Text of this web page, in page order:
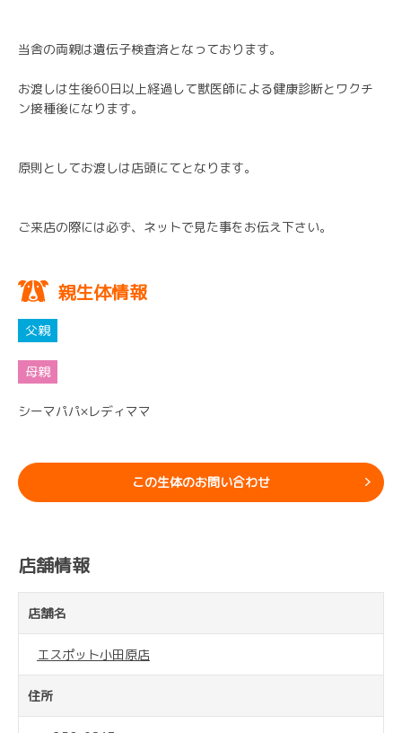
当舎の両親は遺伝子検査済となっております。
お渡しは生後60日以上経過して獣医師による健康診断とワクチ
ン接種後になります。
原則としてお渡しは店頭にてとなります。
ご来店の際には必ず、ネットで見た事をお伝え下さい。
親生体情報
シーマパパ×レディママ
この生体のお問い合わせ
店舗情報
店舗名
エスポット小田原店
住所